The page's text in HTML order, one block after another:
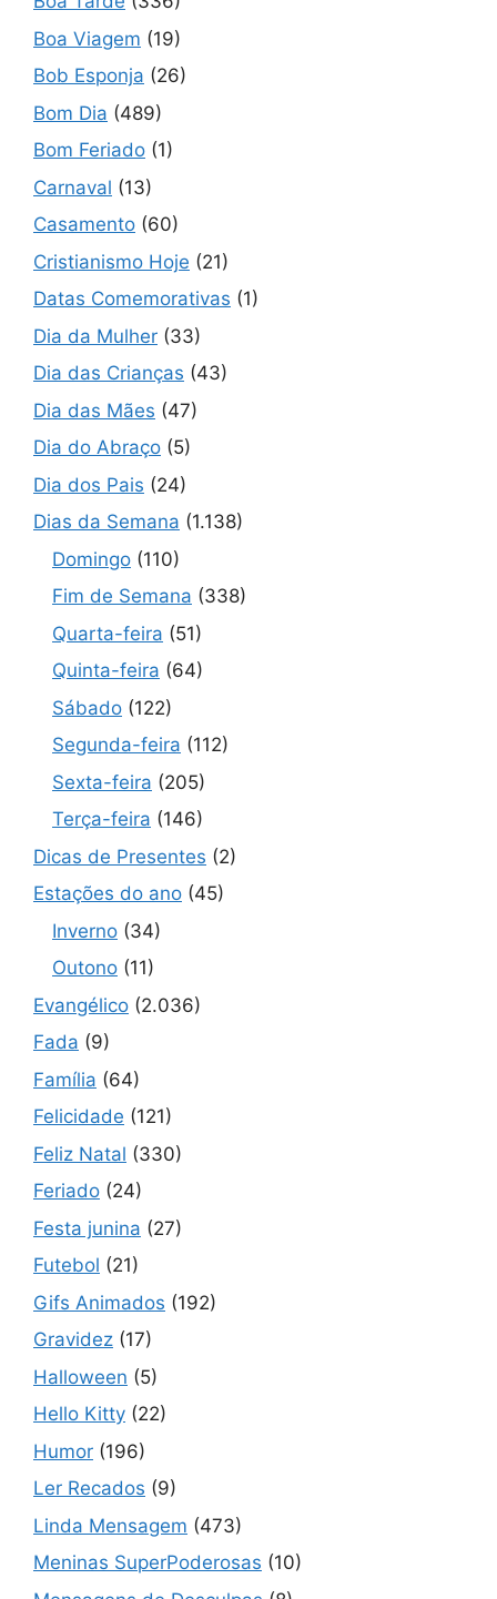
Boa Viagem (19)
Bob Esponja (26)
Bom Dia (489)
Bom Feriado (1)
Carnaval (13)
Casamento (60)
Cristianismo Hoje (21)
Datas Comemorativas (1)
Dia da Mulher (33)
Dia das Crianças (43)
Dia das Mães (47)
Dia do Abraço (5)
Dia dos Pais (24)
Dias da Semana (1.138)
Domingo (110)
Fim de Semana (338)
Quarta-feira (51)
Quinta-feira (64)
Sábado (122)
Segunda-feira (112)
Sexta-feira (205)
Terça-feira (146)
Dicas de Presentes (2)
Estações do ano (45)
Inverno (34)
Outono (11)
Evangélico (2.036)
Fada (9)
Família (64)
Felicidade (121)
Feliz Natal (330)
Feriado (24)
Festa junina (27)
Futebol (21)
Gifs Animados (192)
Gravidez (17)
Halloween (5)
Hello Kitty (22)
Humor (196)
Ler Recados (9)
Linda Mensagem (473)
Meninas SuperPoderosas (10)